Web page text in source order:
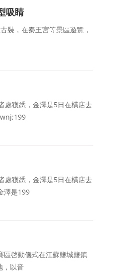
吸睛
裝，在秦王宮等景區遊覽，
處獲悉，金澤是5日在橫店去
處獲悉，金澤是5日在橫店去
澤是199
區啓動儀式在江蘇鹽城鹽鎮
，以音